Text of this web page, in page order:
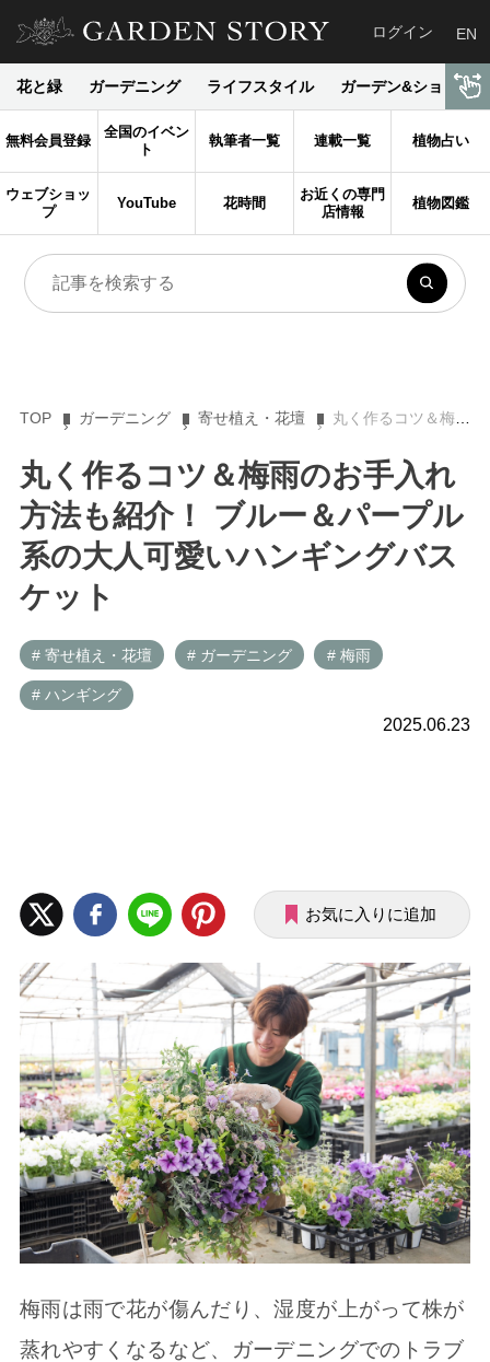
ログイン EN
花と緑 ガーデニング ライフスタイル ガーデン&ショップ
無料会員登録
全国のイベン
ト
執筆者一覧 連載一覧 植物占い
ウェブショッ
プ
YouTube 花時間
お近くの専門
店情報
植物図鑑
TOP ガーデニング 寄せ植え・花壇 丸く作るコツ＆梅雨のお手入れ方法も紹介！ ブルー＆パープル系の大人可愛いハンギングバスケット
丸く作るコツ＆梅雨のお手入れ
方法も紹介！ ブルー＆パープル
系の大人可愛いハンギングバス
ケット
# 寄せ植え・花壇 # ガーデニング # 梅雨
# ハンギング
2025.06.23
お気に入りに追加
梅雨は雨で花が傷んだり、湿度が上がって株が
蒸れやすくなるなど、ガーデニングでのトラブ